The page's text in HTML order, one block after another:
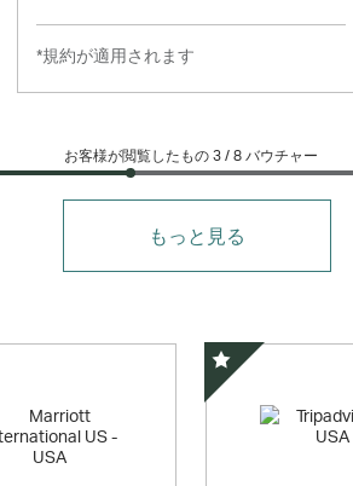
*規約が適用されます
お客様が閲覧したもの 3 / 8 バウチャー
もっと見る
スペシャルオファー